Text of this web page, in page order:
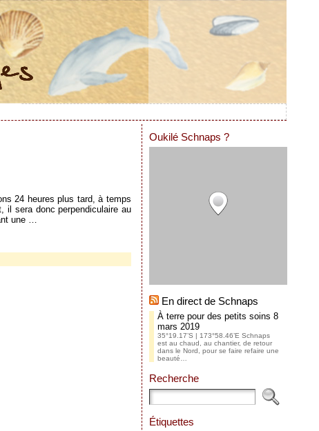
24 heures plus tard, à temps
il sera donc perpendiculaire au
une …
Oukilé Schnaps ?
En direct de Schnaps
À terre pour des petits soins 8
mars 2019
35°19.17’S | 173°58.46’E Schnaps
est au chaud, au chantier, de retour
dans le Nord, pour se faire refaire une
beauté…
Recherche
Étiquettes